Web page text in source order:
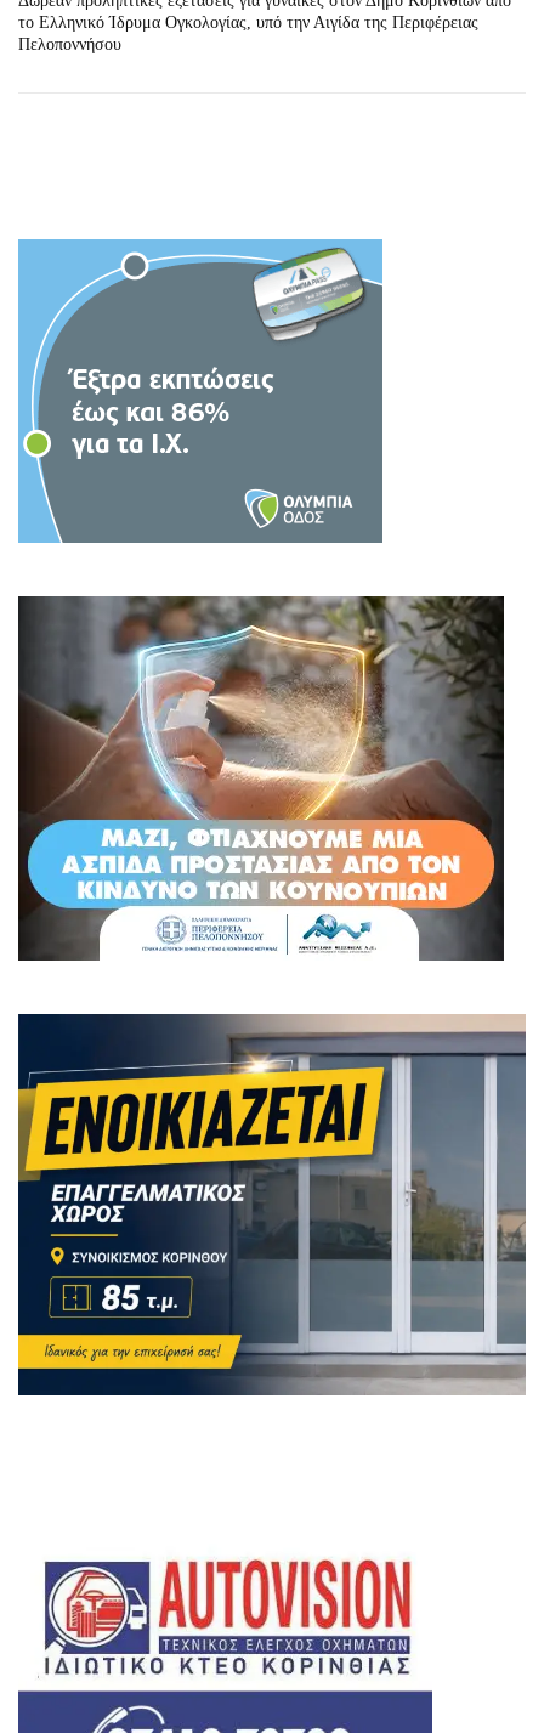
το Ελληνικό Ίδρυμα Ογκολογίας, υπό την Αιγίδα της Περιφέρειας
Πελοποννήσου